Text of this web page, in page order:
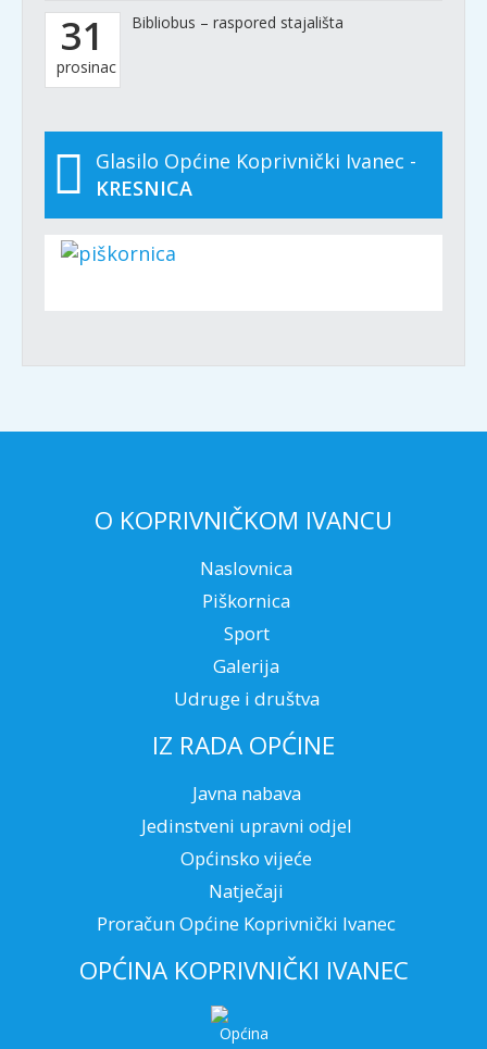
31
prosinac
Bibliobus – raspored stajališta
Glasilo Općine Koprivnički Ivanec -
KRESNICA
O KOPRIVNIČKOM IVANCU
Naslovnica
Piškornica
Sport
Galerija
Udruge i društva
IZ RADA OPĆINE
Javna nabava
Jedinstveni upravni odjel
Općinsko vijeće
Natječaji
Proračun Općine Koprivnički Ivanec
OPĆINA KOPRIVNIČKI IVANEC